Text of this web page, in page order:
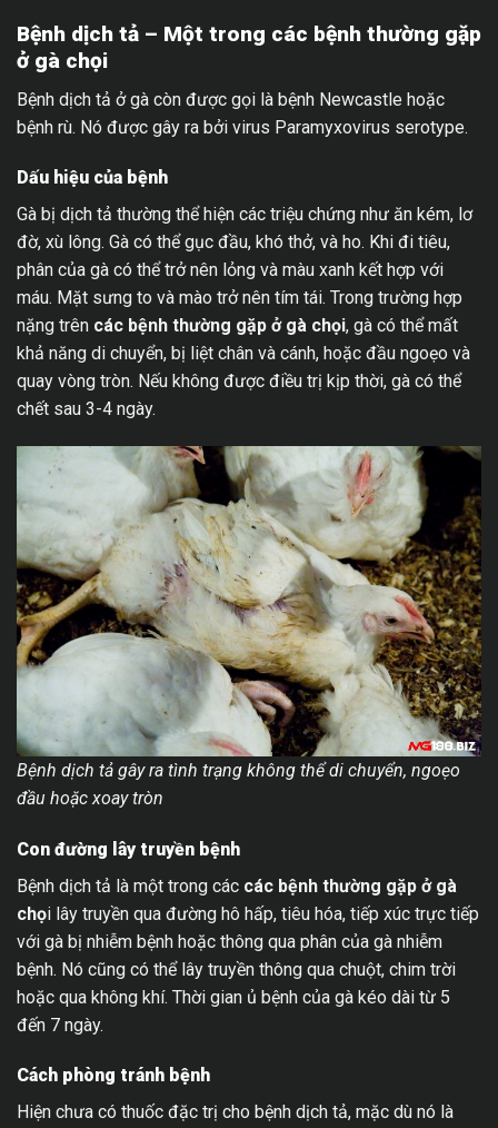
Bệnh dịch tả – Một trong các bệnh thường gặp
ở gà chọi
Bệnh dịch tả ở gà còn được gọi là bệnh Newcastle hoặc
bệnh rù. Nó được gây ra bởi virus Paramyxovirus serotype.
Dấu hiệu của bệnh
Gà bị dịch tả thường thể hiện các triệu chứng như ăn kém, lơ
đờ, xù lông. Gà có thể gục đầu, khó thở, và ho. Khi đi tiêu,
phân của gà có thể trở nên lỏng và màu xanh kết hợp với
máu. Mặt sưng to và mào trở nên tím tái. Trong trường hợp
nặng trên các bệnh thường gặp ở gà chọi, gà có thể mất
khả năng di chuyển, bị liệt chân và cánh, hoặc đầu ngoẹo và
quay vòng tròn. Nếu không được điều trị kịp thời, gà có thể
chết sau 3-4 ngày.
Bệnh dịch tả gây ra tình trạng không thể di chuyển, ngoẹo
đầu hoặc xoay tròn
Con đường lây truyền bệnh
Bệnh dịch tả là một trong các các bệnh thường gặp ở gà
chọi lây truyền qua đường hô hấp, tiêu hóa, tiếp xúc trực tiếp
với gà bị nhiễm bệnh hoặc thông qua phân của gà nhiễm
bệnh. Nó cũng có thể lây truyền thông qua chuột, chim trời
hoặc qua không khí. Thời gian ủ bệnh của gà kéo dài từ 5
đến 7 ngày.
Cách phòng tránh bệnh
Hiện chưa có thuốc đặc trị cho bệnh dịch tả, mặc dù nó là